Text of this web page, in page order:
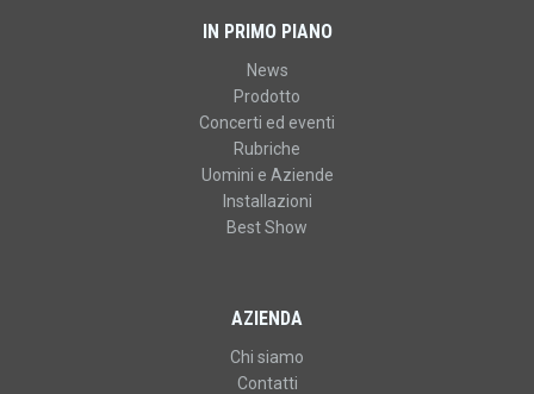
IN PRIMO PIANO
News
Prodotto
Concerti ed eventi
Rubriche
Uomini e Aziende
Installazioni
Best Show
AZIENDA
Chi siamo
Contatti